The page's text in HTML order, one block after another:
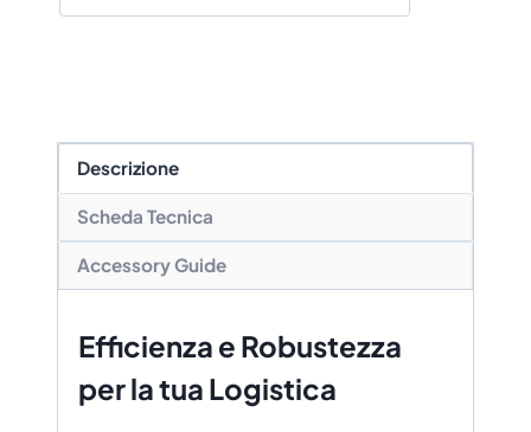
Descrizione
Scheda Tecnica
Accessory Guide
Efficienza e Robustezza
per la tua Logistica